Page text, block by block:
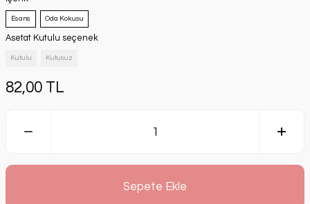
Esans Oda Kokusu
Asetat Kutulu seçenek
Kutulu Kutusuz
82,00 TL
Sepete Ekle